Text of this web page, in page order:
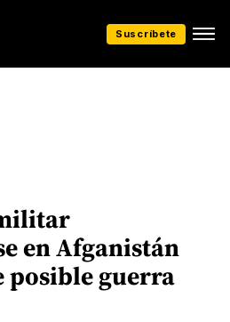
Suscríbete
en Afganistán
posible guerra